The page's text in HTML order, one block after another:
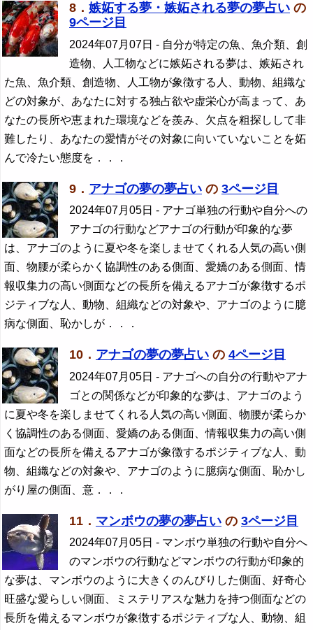
8． 嫉妬する夢・嫉妬される夢の夢占い の
9ページ目
2024年07月07日 - 自分が特定の魚、魚介類、創
造物、人工物などに嫉妬される夢は、嫉妬され
た魚、魚介類、創造物、人工物が象徴する人、動物、組織な
どの対象が、あなたに対する独占欲や虚栄心が高まって、あ
なたの長所や恵まれた環境などを羨み、欠点を粗探しして非
難したり、あなたの愛情がその対象に向いていないことを妬
んで冷たい態度を．．．
9． アナゴの夢の夢占い の 3ページ目
2024年07月05日 - アナゴ単独の行動や自分への
アナゴの行動などアナゴの行動が印象的な夢
は、アナゴのように夏や冬を楽しませてくれる人気の高い側
面、物腰が柔らかく協調性のある側面、愛嬌のある側面、情
報収集力の高い側面などの長所を備えるアナゴが象徴するポ
ジティブな人、動物、組織などの対象や、アナゴのように臆
病な側面、恥かしが．．．
10． アナゴの夢の夢占い の 4ページ目
2024年07月05日 - アナゴへの自分の行動やアナ
ゴとの関係などが印象的な夢は、アナゴのよう
に夏や冬を楽しませてくれる人気の高い側面、物腰が柔らか
く協調性のある側面、愛嬌のある側面、情報収集力の高い側
面などの長所を備えるアナゴが象徴するポジティブな人、動
物、組織などの対象や、アナゴのように臆病な側面、恥かし
がり屋の側面、意．．．
11． マンボウの夢の夢占い の 3ページ目
2024年07月05日 - マンボウ単独の行動や自分へ
のマンボウの行動などマンボウの行動が印象的
な夢は、マンボウのように大きくのんびりした側面、好奇心
旺盛な愛らしい側面、ミステリアスな魅力を持つ側面などの
長所を備えるマンボウが象徴するポジティブな人、動物、組